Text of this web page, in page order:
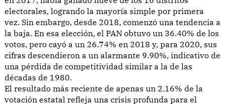
electorales, logrando la mayoría simple por primera
vez. Sin embargo, desde 2018, comenzó una tendencia a
la baja. En esa elección, el PAN obtuvo un 36.40% de los
votos, pero cayó a un 26.74% en 2018 y, para 2020, sus
cifras descendieron a un alarmante 9.90%, indicativo de
una pérdida de competitividad similar a la de las
décadas de 1980.
El resultado más reciente de apenas un 2.16% de la
votación estatal refleja una crisis profunda para el